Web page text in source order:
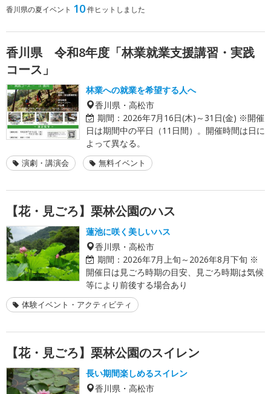
香川県の夏イベント 10件ヒットしました
香川県 令和8年度「林業就業支援講習・実践
コース」
林業への就業を希望する人へ
香川県・高松市
期間： 2026年7月16日(木)～31日(金) ※開催
日は期間中の平日（11日間）。開催時間は日に
よって異なる。
演劇・講演会 無料イベント
【花・見ごろ】栗林公園のハス
蓮池に咲く美しいハス
香川県・高松市
期間： 2026年7月上旬～2026年8月下旬 ※
開催日は見ごろ時期の目安、見ごろ時期は気候
等により前後する場合あり
体験イベント・アクティビティ
【花・見ごろ】栗林公園のスイレン
長い期間楽しめるスイレン
香川県・高松市